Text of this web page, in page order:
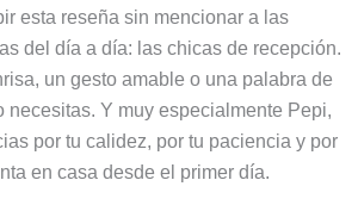
esta reseña sin mencionar a las
del día a día: las chicas de recepción.
un gesto amable o una palabra de
necesitas. Y muy especialmente Pepi,
por tu calidez, por tu paciencia y por
en casa desde el primer día.